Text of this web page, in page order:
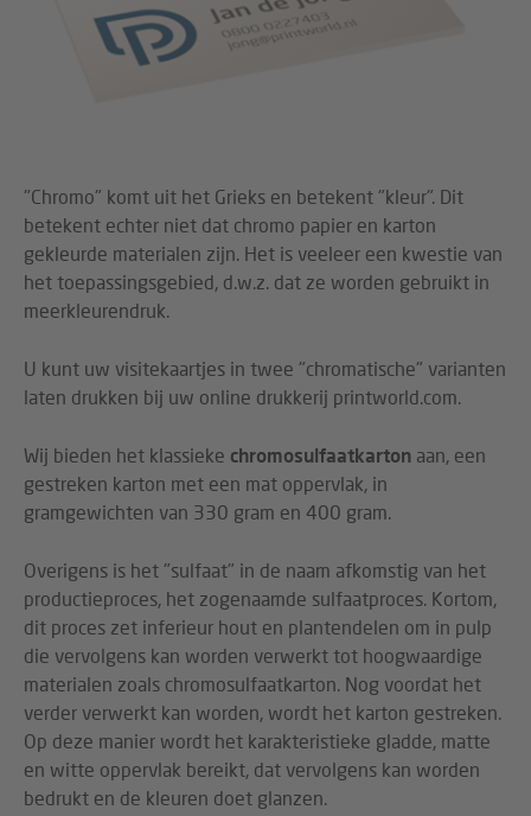
"Chromo" komt uit het Grieks en betekent "kleur". Dit
betekent echter niet dat chromo papier en karton
gekleurde materialen zijn. Het is veeleer een kwestie van
het toepassingsgebied, d.w.z. dat ze worden gebruikt in
meerkleurendruk.
U kunt uw visitekaartjes in twee "chromatische" varianten
laten drukken bij uw online drukkerij printworld.com.
Wij bieden het klassieke chromosulfaatkarton aan, een
gestreken karton met een mat oppervlak, in
gramgewichten van 330 gram en 400 gram.
Overigens is het "sulfaat" in de naam afkomstig van het
productieproces, het zogenaamde sulfaatproces. Kortom,
dit proces zet inferieur hout en plantendelen om in pulp
die vervolgens kan worden verwerkt tot hoogwaardige
materialen zoals chromosulfaatkarton. Nog voordat het
verder verwerkt kan worden, wordt het karton gestreken.
Op deze manier wordt het karakteristieke gladde, matte
en witte oppervlak bereikt, dat vervolgens kan worden
bedrukt en de kleuren doet glanzen.